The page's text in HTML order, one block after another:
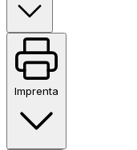
Imprenta